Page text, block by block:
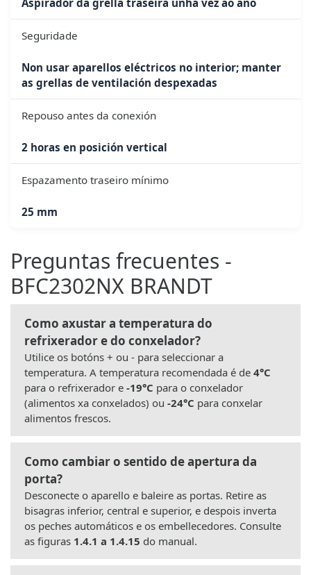
Seguridade
Non usar aparellos eléctricos no interior; manter
as grellas de ventilación despexadas
Repouso antes da conexión
2 horas en posición vertical
Espazamento traseiro mínimo
25 mm
Preguntas frecuentes -
BFC2302NX BRANDT
Como axustar a temperatura do
refrixerador e do conxelador?
Utilice os botóns + ou - para seleccionar a
temperatura. A temperatura recomendada é de 4°C
para o refrixerador e -19°C para o conxelador
(alimentos xa conxelados) ou -24°C para conxelar
alimentos frescos.
Como cambiar o sentido de apertura da
porta?
Desconecte o aparello e baleire as portas. Retire as
bisagras inferior, central e superior, e despois inverta
os peches automáticos e os embellecedores. Consulte
as figuras 1.4.1 a 1.4.15 do manual.